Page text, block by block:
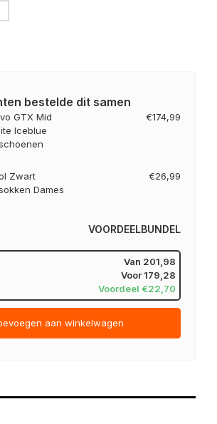
bestelde dit samen
GTX Mid
Iceblue
€174,99
Zwart
Dames
€26,99
VOORDEELBUNDEL
Van 201,98
Voor179,28
Voordeel €22,70
aan winkelwagen